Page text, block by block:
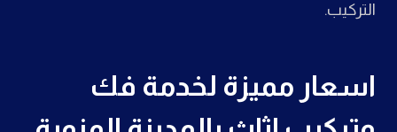
التركيب.
اسعار مميزة لخدمة فك